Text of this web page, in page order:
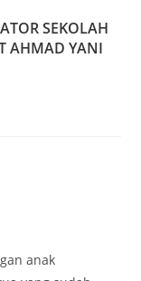
SEKOLAH
AHMAD YANI
anak